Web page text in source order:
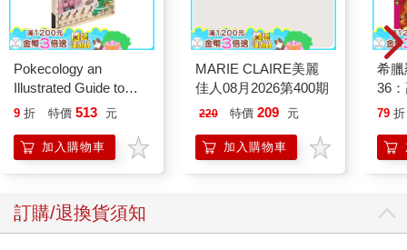
「錶面的顏色真漂亮，好像六號車廂的紫色椅墊呵！」
「嗯。」
「該不會從這只手錶也可以看進車廂裡？」
「嗯。咦？等一下，手錶給我！」
志典忽然想起──上次他和弟弟之所以能發現神祕的六號車廂，正
是因為「讓光照進雲裡」呀！
咚的手，轉身往一旁沒人的角落跑去，一邊跑，一邊開心的大
喊：「我知道了！」
正當他想跟上次一樣，低頭將眼睛湊上去時，被手掌圈著的錶面
忽的亮了起來；掌圈彷彿吸收了頭頂上的陽光，在裡頭暈開一道
Pokecology an
Illustrated Guide to
Pokemon Ecology
Press)
9 折 特價 513 元
加入購物車
MARIE CLAIRE美麗
佳人08月2026第400期
220 特價 209 元
加入購物車
希
36
79 折
訂購/退換貨須知